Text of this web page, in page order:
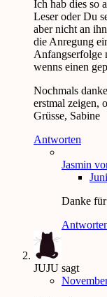
Ich hab dies so
Leser oder Du
aber nicht an
die Anregung
Anfangserfolge
wenns einen
Nochmals
erstmal zeigen,
Grüsse, Sabine
Antworten
Jasmin
Danke
JUJU sagt